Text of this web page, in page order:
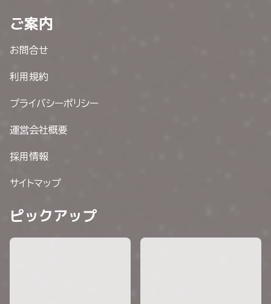
ご案内
お問合せ
利用規約
プライバシーポリシー
運営会社概要
採用情報
サイトマップ
ピックアップ